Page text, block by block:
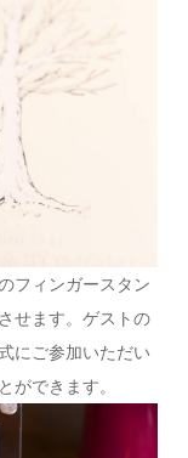
フィンガースタン
せます。ゲストの
にご参加いただい
ができます。